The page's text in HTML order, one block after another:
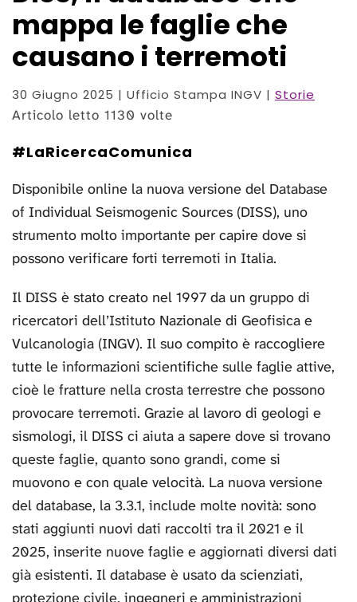
mappa le faglie che
causano i terremoti
30 Giugno 2025 | Ufficio Stampa INGV | Storie
Articolo letto 1130 volte
#LaRicercaComunica
Disponibile online la nuova versione del Database
of Individual Seismogenic Sources (DISS), uno
strumento molto importante per capire dove si
possono verificare forti terremoti in Italia.
Il DISS è stato creato nel 1997 da un gruppo di
ricercatori dell’Istituto Nazionale di Geofisica e
Vulcanologia (INGV). Il suo compito è raccogliere
tutte le informazioni scientifiche sulle faglie attive,
cioè le fratture nella crosta terrestre che possono
provocare terremoti. Grazie al lavoro di geologi e
sismologi, il DISS ci aiuta a sapere dove si trovano
queste faglie, quanto sono grandi, come si
muovono e con quale velocità. La nuova versione
del database, la 3.3.1, include molte novità: sono
stati aggiunti nuovi dati raccolti tra il 2021 e il
2025, inserite nuove faglie e aggiornati diversi dati
già esistenti. Il database è usato da scienziati,
protezione civile, ingegneri e amministrazioni